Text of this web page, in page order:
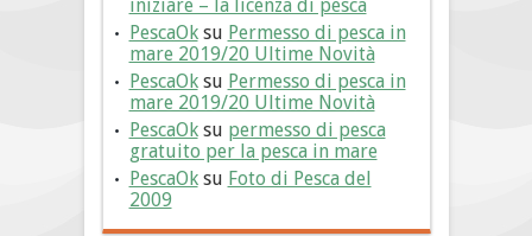
iniziare – la licenza di pesca
PescaOksu Permesso di pesca in
mare 2019/20 Ultime Novità
PescaOksu Permesso di pesca in
mare 2019/20 Ultime Novità
PescaOksu permesso di pesca
gratuito per la pesca in mare
PescaOksu Foto di Pesca del
2009